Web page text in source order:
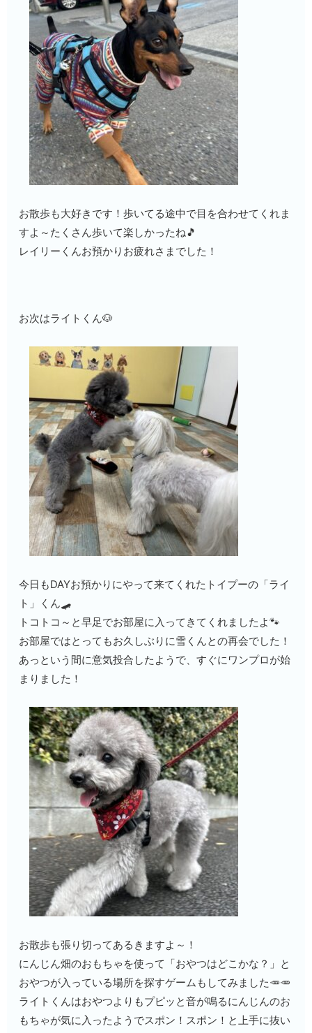
お散歩も大好きです！歩いてる途中で目を合わせてくれま
すよ～たくさん歩いて楽しかったね🎵
レイリーくんお預かりお疲れさまでした！
お次はライトくん🐶
今日もDAYお預かりにやって来てくれたトイプーの「ライ
ト」くん🛹
トコトコ～と早足でお部屋に入ってきてくれましたよ🐾
お部屋ではとってもお久しぶりに雪くんとの再会でした！
あっという間に意気投合したようで、すぐにワンプロが始
まりました！
お散歩も張り切ってあるきますよ～！
にんじん畑のおもちゃを使って「おやつはどこかな？」と
おやつが入っている場所を探すゲームもしてみました🥕🥕
ライトくんはおやつよりもプピッと音が鳴るにんじんのお
もちゃが気に入ったようでスポン！スポン！と上手に抜い